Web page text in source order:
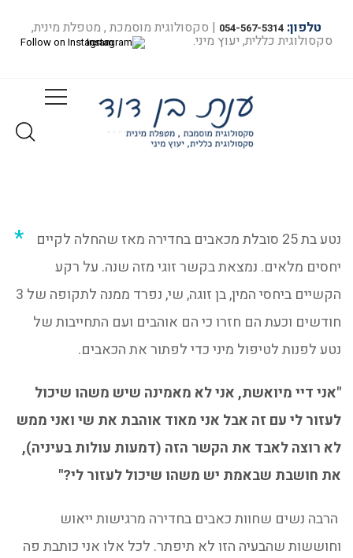
טלפון: 054-567-5314 | סקסולוגית מוסמכת , מטפלת מינית,
סקסולוגית כללית, יעוץ מיני. Follow on Instagram
טיפול מיני – כאבים בחדירה
בית טיפול מיני – כאבים בחדירה...
נטע בת 25 סובלת מכאבים בחדירה מאז שהחלה לקיים
יחסים מלאים. נמצאת בקשר זוגי מזה שנה. על רקע
הקשיים ביחסי המין, בן זוגה, שי, נפרד ממנה לתקופה של 3
חודשים וכעת הם חזרו כי הם אוהבים ועם התחייבות של
נטע לפנות לטיפול מיני כדי לפתור את הכאבים.
"אני דיי מיואשת, אני לא מאמינה שיש משהו שיכול
לעזור לי עם זה אבל אני מאוד אוהבת את שי ואני ממש
לא רוצה לאבד את הקשר הזה (דמעות עולות בעיניה),
את חושבת שבאמת יש משהו שיכול לעזור לי?"
הרבה נשים שחוות כאבים בחדירה מרגישות ייאוש
וחוששות שהבעיה הזו לא תיפתר. לכל אלו אני כותבת פה